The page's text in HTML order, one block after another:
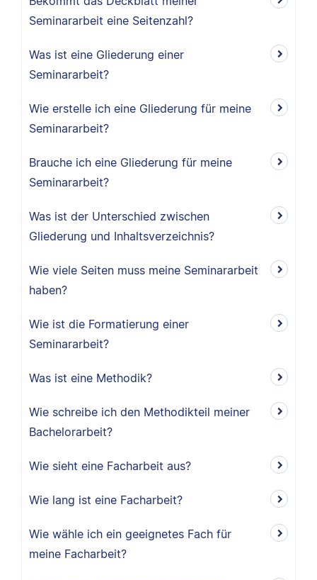
Seminararbeit eine Seitenzahl?
Was ist eine Gliederung einer
Seminararbeit?
Wie erstelle ich eine Gliederung für meine
Seminararbeit?
Brauche ich eine Gliederung für meine
Seminararbeit?
Was ist der Unterschied zwischen
Gliederung und Inhaltsverzeichnis?
Wie viele Seiten muss meine Seminararbeit
haben?
Wie ist die Formatierung einer
Seminararbeit?
Was ist eine Methodik?
Wie schreibe ich den Methodikteil meiner
Bachelorarbeit?
Wie sieht eine Facharbeit aus?
Wie lang ist eine Facharbeit?
Wie wähle ich ein geeignetes Fach für
meine Facharbeit?